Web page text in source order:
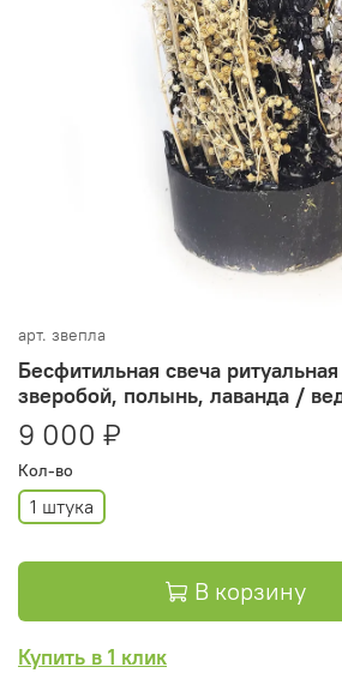
арт. звепла
Бесфитильная свеча
зверобой, полынь, лаванда /
9 000 ₽
Кол-во
1 штука
В корзину
Купить в 1 клик